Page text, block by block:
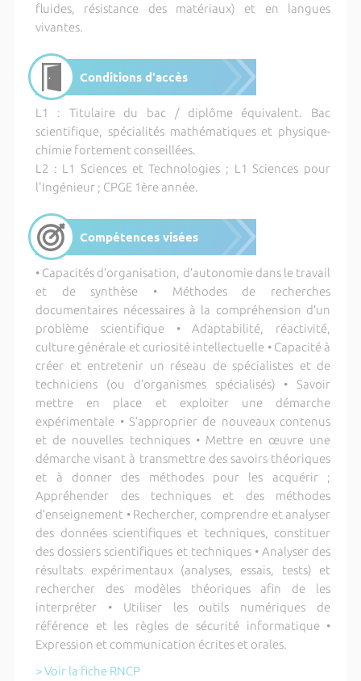
fluides, résistance des matériaux) et en langues
vivantes.
Conditions d'accès
L1 : Titulaire du bac / diplôme équivalent. Bac
scientifique, spécialités mathématiques et physique-
chimie fortement conseillées.
L2 : L1 Sciences et Technologies ; L1 Sciences pour
l'Ingénieur ; CPGE 1ère année.
Compétences visées
• Capacités d’organisation, d’autonomie dans le travail
et de synthèse • Méthodes de recherches
documentaires nécessaires à la compréhension d’un
problème scientifique • Adaptabilité, réactivité,
culture générale et curiosité intellectuelle • Capacité à
créer et entretenir un réseau de spécialistes et de
techniciens (ou d’organismes spécialisés) • Savoir
mettre en place et exploiter une démarche
expérimentale • S’approprier de nouveaux contenus
et de nouvelles techniques • Mettre en œuvre une
démarche visant à transmettre des savoirs théoriques
et à donner des méthodes pour les acquérir ;
Appréhender des techniques et des méthodes
d’enseignement • Rechercher, comprendre et analyser
des données scientifiques et techniques, constituer
des dossiers scientifiques et techniques • Analyser des
résultats expérimentaux (analyses, essais, tests) et
rechercher des modèles théoriques afin de les
interpréter • Utiliser les outils numériques de
référence et les règles de sécurité informatique •
Expression et communication écrites et orales.
> Voir la fiche RNCP